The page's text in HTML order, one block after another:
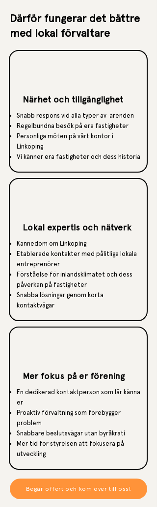
Därför fungerar det bättre
med lokal förvaltare
Närhet och tillgänglighet
Snabb respons vid alla typer av ärenden
Regelbundna besök på era fastigheter
Personliga möten på vårt kontor i
Linköping
Vi känner era fastigheter och dess historia
Lokal expertis och nätverk
Kännedom om Linköping
Etablerade kontakter med pålitliga lokala
entreprenörer
Förståelse för inlandsklimatet och dess
påverkan på fastigheter
Snabba lösningar genom korta
kontaktvägar
Mer fokus på er förening
En dedikerad kontaktperson som lär känna
er
Proaktiv förvaltning som förebygger
problem
Snabbare beslutsvägar utan byråkrati
Mer tid för styrelsen att fokusera på
utveckling
Begär offert och kom över till oss!